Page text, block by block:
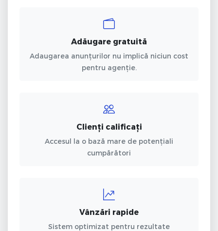
Adăugare gratuită
Adaugarea anunțurilor nu implică niciun cost
pentru agenție.
Clienți calificați
Accesul la o bază mare de potențiali
cumpărători
Vânzări rapide
Sistem optimizat pentru rezultate